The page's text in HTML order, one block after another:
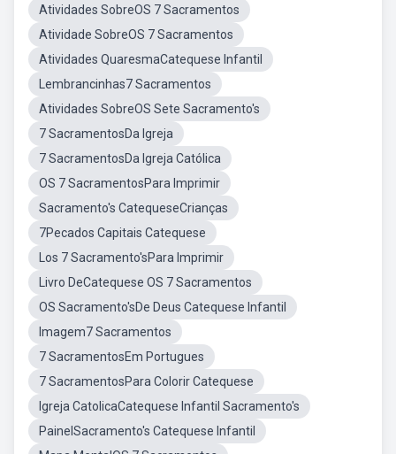
Atividades SobreOS 7 Sacramentos
Atividade SobreOS 7 Sacramentos
Atividades QuaresmaCatequese Infantil
Lembrancinhas7 Sacramentos
Atividades SobreOS Sete Sacramento's
7 SacramentosDa Igreja
7 SacramentosDa Igreja Católica
OS 7 SacramentosPara Imprimir
Sacramento's CatequeseCrianças
7Pecados Capitais Catequese
Los 7 Sacramento'sPara Imprimir
Livro DeCatequese OS 7 Sacramentos
OS Sacramento'sDe Deus Catequese Infantil
Imagem7 Sacramentos
7 SacramentosEm Portugues
7 SacramentosPara Colorir Catequese
Igreja CatolicaCatequese Infantil Sacramento's
PainelSacramento's Catequese Infantil